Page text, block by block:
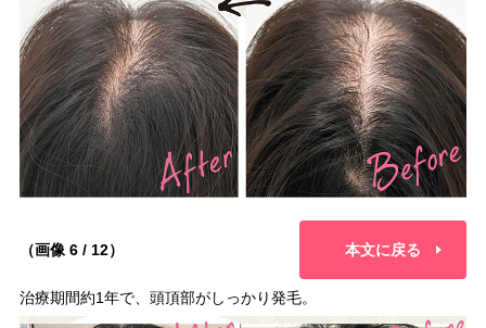
（画像 6 / 12） 本文に戻る
治療期間約1年で、頭頂部がしっかり発毛。